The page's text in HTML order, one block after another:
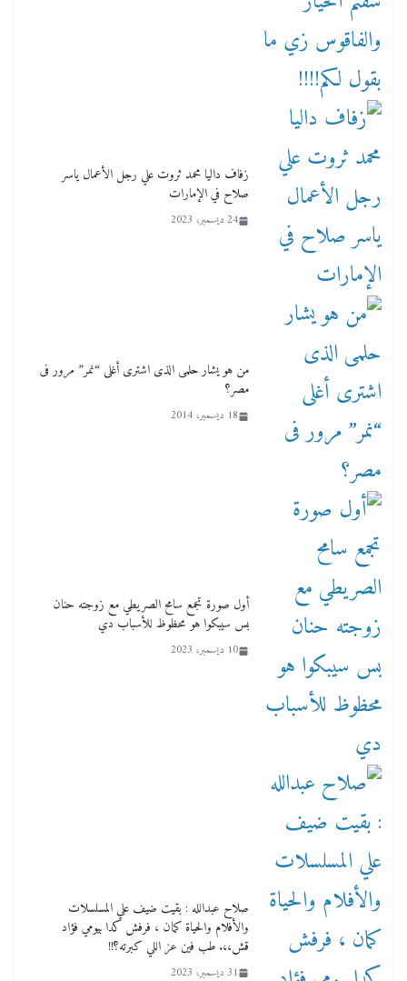
زفاف داليا محمد ثروت علي رجل الأعمال ياسر
صلاح في الإمارات
24 ديسمبر، 2023
من هو يشار حلمى الذى اشترى أغلى “نمر” مرور فى
مصر؟
18 ديسمبر، 2014
أول صورة تجمع سامح الصريطي مع زوجته حنان
بس سيبكوا هو محظوظ للأسباب دي
10 ديسمبر، 2023
صلاح عبدالله : بقيت ضيف علي المسلسلات
والأفلام والحياة كمان ، فرفش كدا بيومي فؤاد
قش،،. طب فين عز اللي كبرته؟!!
31 ديسمبر، 2023